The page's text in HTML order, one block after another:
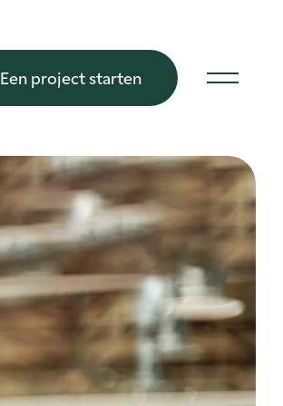
Een project starten